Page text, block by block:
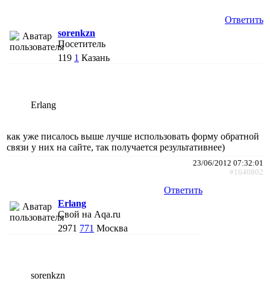
Ответить
sorenkzn
Посетитель
119 1 Казань
Erlang
как уже писалось выше лучше использовать форму обратной
связи у них на сайте, так получается результативнее)
23/06/2012 07:32:01
#1640802
Ответить
Erlang
Свой на Aqa.ru
2971 771 Москва
sorenkzn